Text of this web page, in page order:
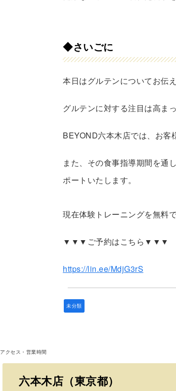
◆さいごに
本日はグルテンについてお伝
グルテンに対する注目は高ま
BEYOND六本木店では、お客
また、その食事指導期間を通
ポートいたします。
現在体験トレーニングを無料
▼▼▼ご予約はこちら▼▼▼
https://lin.ee/MdjG3rS
未分類
アクセス・営業時間
六本木店（東京都）